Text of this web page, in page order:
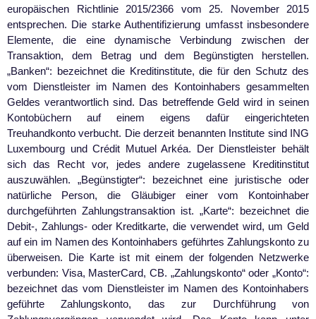
europäischen Richtlinie 2015/2366 vom 25. November 2015
entsprechen. Die starke Authentifizierung umfasst insbesondere
Elemente, die eine dynamische Verbindung zwischen der
Transaktion, dem Betrag und dem Begünstigten herstellen.
„Banken“: bezeichnet die Kreditinstitute, die für den Schutz des
vom Dienstleister im Namen des Kontoinhabers gesammelten
Geldes verantwortlich sind. Das betreffende Geld wird in seinen
Kontobüchern auf einem eigens dafür eingerichteten
Treuhandkonto verbucht. Die derzeit benannten Institute sind ING
Luxembourg und Crédit Mutuel Arkéa. Der Dienstleister behält
sich das Recht vor, jedes andere zugelassene Kreditinstitut
auszuwählen. „Begünstigter“: bezeichnet eine juristische oder
natürliche Person, die Gläubiger einer vom Kontoinhaber
durchgeführten Zahlungstransaktion ist. „Karte“: bezeichnet die
Debit-, Zahlungs- oder Kreditkarte, die verwendet wird, um Geld
auf ein im Namen des Kontoinhabers geführtes Zahlungskonto zu
überweisen. Die Karte ist mit einem der folgenden Netzwerke
verbunden: Visa, MasterCard, CB. „Zahlungskonto“ oder „Konto“:
bezeichnet das vom Dienstleister im Namen des Kontoinhabers
geführte Zahlungskonto, das zur Durchführung von